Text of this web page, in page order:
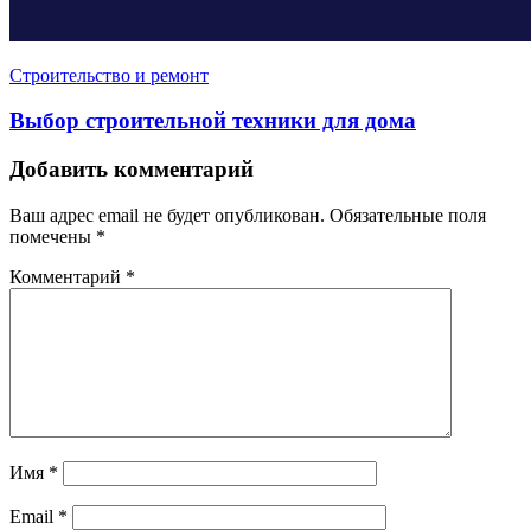
Строительство и ремонт
Выбор строительной техники для дома
Добавить комментарий
Ваш адрес email не будет опубликован. Обязательные поля
помечены *
Комментарий *
Имя *
Email *